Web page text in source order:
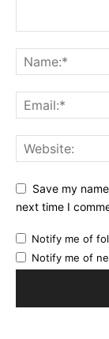
Save my
next time I
Notify me of
Notify me of